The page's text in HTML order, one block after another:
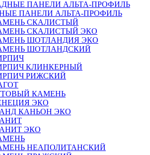
ПАНЕЛИ АЛЬТА-ПРОФИЛЬ
СКАЛИСТЫЙ
СКАЛИСТЫЙ ЭКО
ШОТЛАНДИЯ ЭКО
ШОТЛАНДСКИЙ
КЛИНКЕРНЫЙ
РИЖСКИЙ
КАМЕНЬ
ЭКО
КАНЬОН ЭКО
ЭКО
НЕАПОЛИТАНСКИЙ